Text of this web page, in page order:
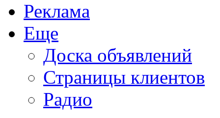
Реклама
Еще
Доска объявлений
Страницы клиентов
Радио